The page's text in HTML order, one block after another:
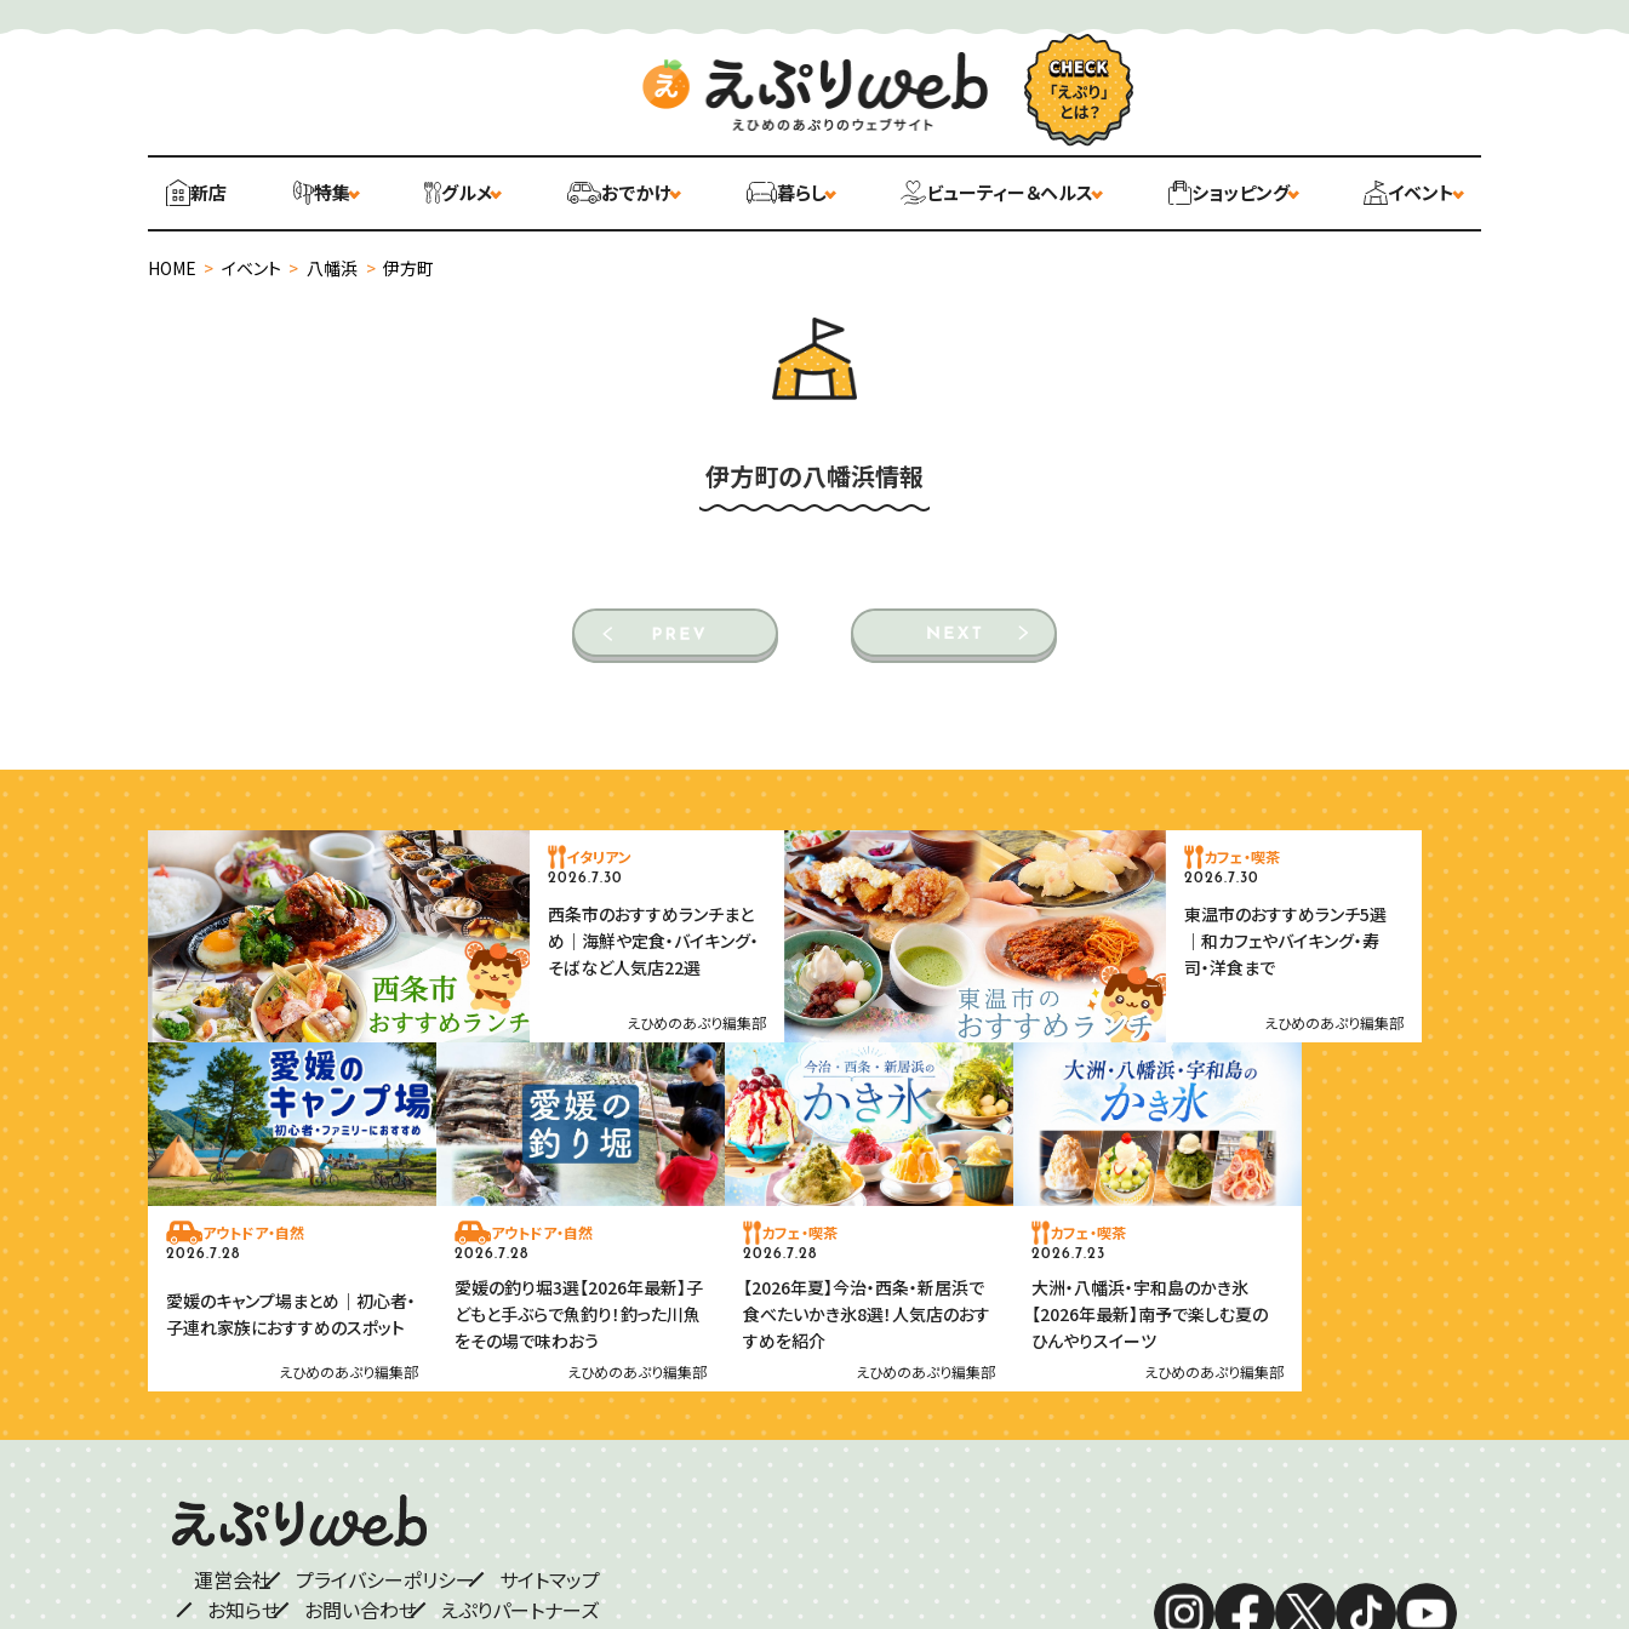
新店 特集 グルメ おでかけ 暮らし ビューティー＆ヘルス ショッピング イベント
HOME > イベント > 八幡浜 > 伊方町
伊方町の八幡浜情報
イタリアン
2026.7.30
西条市のおすすめランチまと
め｜海鮮や定食・バイキング・
そばなど人気店22選
えひめのあぷり編集部
カフェ・喫茶
2026.7.30
東温市のおすすめランチ5選
｜和カフェやバイキング・寿
司・洋食まで
えひめのあぷり編集部
アウトドア・自然
2026.7.28
愛媛のキャンプ場まとめ｜初心者・
子連れ家族におすすめのスポット
えひめのあぷり編集部
アウトドア・自然
2026.7.28
愛媛の釣り堀3選【2026年最新】子
どもと手ぶらで魚釣り！釣った川魚
をその場で味わおう
えひめのあぷり編集部
カフェ・喫茶
2026.7.28
【2026年夏】今治・西条・新居浜で
食べたいかき氷8選！人気店のおす
すめを紹介
えひめのあぷり編集部
カフェ・喫茶
2026.7.23
大洲・八幡浜・宇和島のかき氷
【2026年最新】南予で楽しむ夏の
ひんやりスイーツ
えひめのあぷり編集部
運営会社 プライバシーポリシー
サイトマップ
お知らせ
お問い合わせ
えぷりパートナーズ